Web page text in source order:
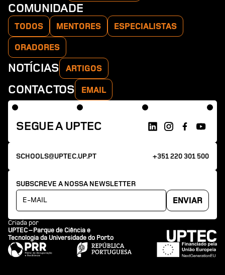
COMUNIDADE
TODOS MENTORES ESPECIALISTAS
ORADORES
NOTÍCIAS ARTIGOS
CONTACTOS EMAIL
SEGUE A UPTEC
SCHOOLS@UPTEC.UP.PT +351 220 301 500
SUBSCREVE A NOSSA NEWSLETTER
Criada por
UPTEC – Parque de Ciência e
Tecnologia da Universidade do Porto